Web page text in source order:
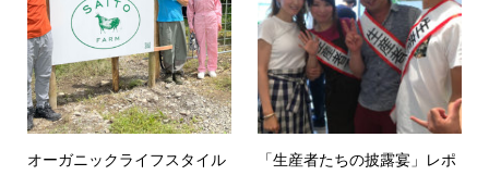
オーガニックライフスタイル
「生産者たちの披露宴」レポ